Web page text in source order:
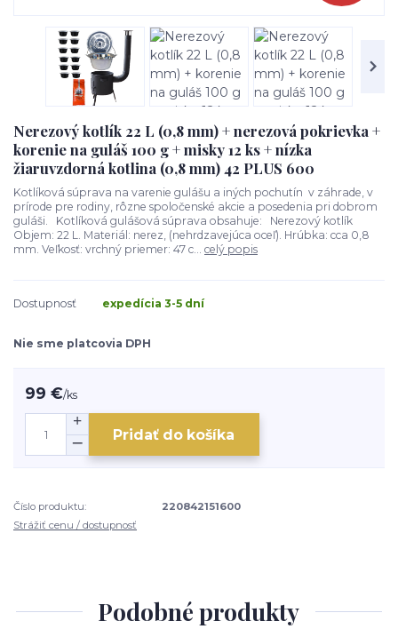
Nerezový kotlík 22 L (0,8 mm) + nerezová pokrievka +
korenie na guláš 100 g + misky 12 ks + nízka
žiaruvzdorná kotlina (0,8 mm) 42 PLUS 600
Kotlíková súprava na varenie gulášu a iných pochutín v záhrade, v
prírode pre rodiny, rôzne spoločenské akcie a posedenia pri dobrom
guláši. Kotlíková gulášová súprava obsahuje: Nerezový kotlík
Objem: 22 L. Materiál: nerez, (nehrdzavejúca oceľ). Hrúbka: cca 0,8
mm. Veľkosť: vrchný priemer: 47 c... celý popis
Dostupnosť expedícia 3-5 dní
Nie sme platcovia DPH
99 €/ks
Pridať do košíka
Číslo produktu:
220842151600
Strážiť cenu / dostupnosť
Podobné produkty